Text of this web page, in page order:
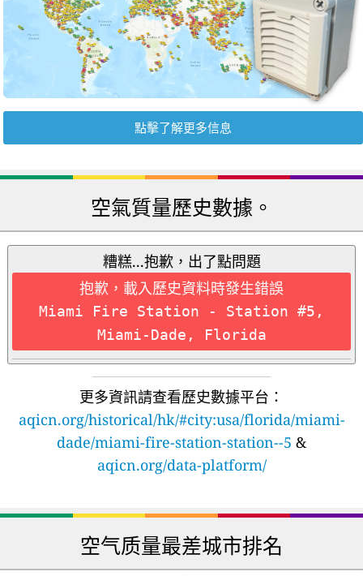
點擊了解更多信息
空氣質量歷史數據。
糟糕...抱歉，出了點問題
抱歉，載入歷史資料時發生錯誤
Miami Fire Station - Station #5,
Miami-Dade, Florida
更多資訊請查看歷史數據平台：
aqicn.org/historical/hk/#city:usa/florida/miami-
dade/miami-fire-station-station--5 &
aqicn.org/data-platform/
空气质量最差城市排名